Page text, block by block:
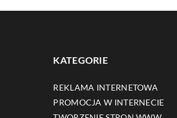
KATEGORIE
REKLAMA INTERNETOWA
PROMOCJA W INTERNECIE